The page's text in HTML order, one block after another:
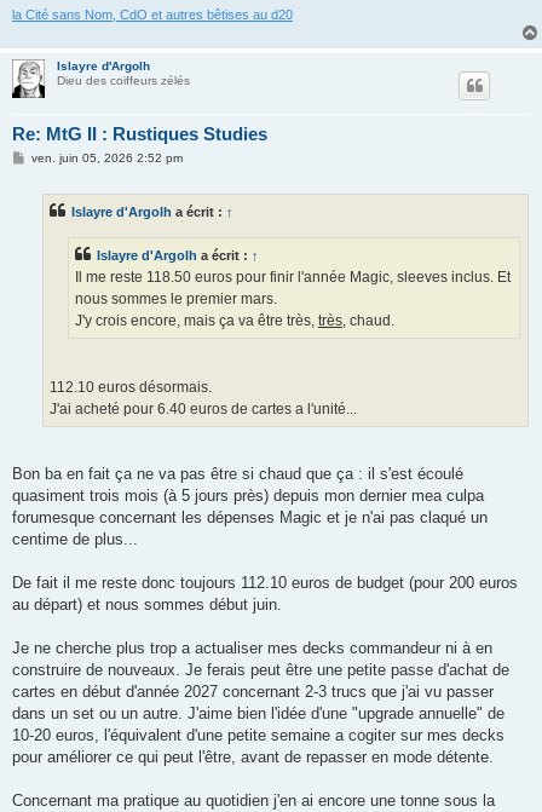
la Cité sans Nom, CdO et autres bêtises au d20
Islayre d'Argolh
Dieu des coiffeurs zélés
Re: MtG II : Rustiques Studies
Mven. juin 05, 2026 2:52 pm
Islayre d'Argolh a écrit : ↑
Islayre d'Argolh a écrit : ↑
Il me reste 118.50 euros pour finir l'année Magic, sleeves inclus. Et
nous sommes le premier mars.
J'y crois encore, mais ça va être très, très, chaud.
112.10 euros désormais.
J'ai acheté pour 6.40 euros de cartes a l'unité...
Bon ba en fait ça ne va pas être si chaud que ça : il s'est écoulé
quasiment trois mois (à 5 jours près) depuis mon dernier mea culpa
forumesque concernant les dépenses Magic et je n'ai pas claqué un
centime de plus...
De fait il me reste donc toujours 112.10 euros de budget (pour 200 euros
au départ) et nous sommes début juin.
Je ne cherche plus trop a actualiser mes decks commandeur ni à en
construire de nouveaux. Je ferais peut être une petite passe d'achat de
cartes en début d'année 2027 concernant 2-3 trucs que j'ai vu passer
dans un set ou un autre. J'aime bien l'idée d'une "upgrade annuelle" de
10-20 euros, l'équivalent d'une petite semaine a cogiter sur mes decks
pour améliorer ce qui peut l'être, avant de repasser en mode détente.
Concernant ma pratique au quotidien j'en ai encore une tonne sous la